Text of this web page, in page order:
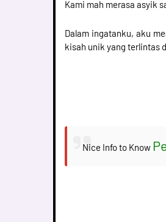
Kami mah merasa asyik
Dalam ingatanku, aku
kisah unik yang terlintas
Nice Info to Know